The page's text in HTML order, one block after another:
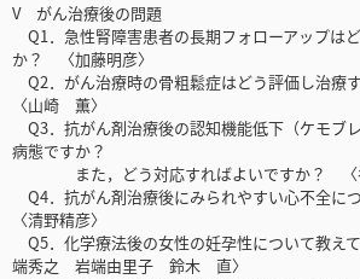
V がん治療後の問題
Q1．急性腎障害患者の長期フォローアップは
か？ 〈加藤明彦〉
Q2．がん治療時の骨粗鬆症はどう評価し治療
〈山崎 薫〉
Q3．抗がん剤治療後の認知機能低下（ケモブ
病態ですか？
また，どう対応すればよいですか？ 〈
Q4．抗がん剤治療後にみられやすい心不全に
〈清野精彦〉
Q5．化学療法後の女性の妊孕性について教え
端秀之 岩端由里子 鈴木 直〉